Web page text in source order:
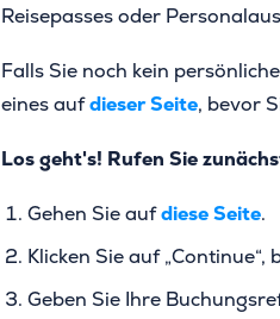
Reisepasses oder
Falls Sie noch kein
eines aufdieser Seite, bevor
Los geht's! Rufen Sie
Gehen Sie aufdiese Seite.
Klicken Sie auf
Geben Sie Ihre